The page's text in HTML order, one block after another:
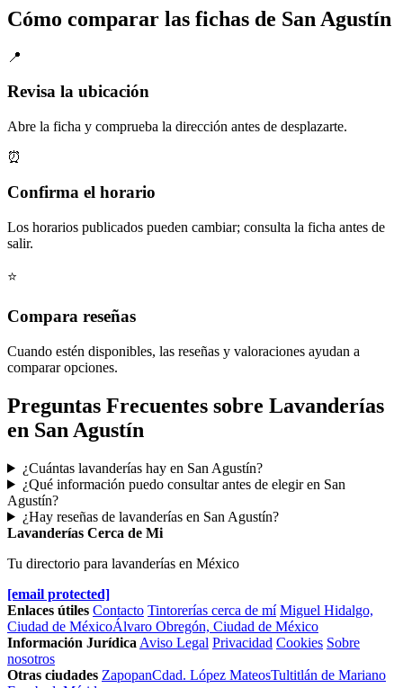
Cómo comparar las fichas de San Agustín
📍
Revisa la ubicación
Abre la ficha y comprueba la dirección antes de desplazarte.
⏰
Confirma el horario
Los horarios publicados pueden cambiar; consulta la ficha antes de
salir.
⭐
Compara reseñas
Cuando estén disponibles, las reseñas y valoraciones ayudan a
comparar opciones.
Preguntas Frecuentes sobre Lavanderías
en San Agustín
¿Cuántas lavanderías hay en San Agustín?
¿Qué información puedo consultar antes de elegir en San
Agustín?
¿Hay reseñas de lavanderías en San Agustín?
Lavanderías Cerca de Mi
Tu directorio para lavanderías en México
[email protected]
Enlaces útiles Contacto Tintorerías cerca de mí Miguel Hidalgo,
Ciudad de MéxicoÁlvaro Obregón, Ciudad de México
Información Jurídica Aviso Legal Privacidad Cookies Sobre
nosotros
Otras ciudades ZapopanCdad. López MateosTultitlán de Mariano